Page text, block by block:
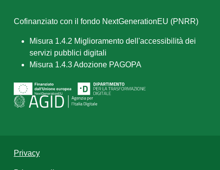
Cofinanziato con il fondo NextGenerationEU (PNRR)
Misura 1.4.2 Miglioramento dell'accessibilità dei
servizi pubblici digitali
Misura 1.4.3 Adozione PAGOPA
Privacy